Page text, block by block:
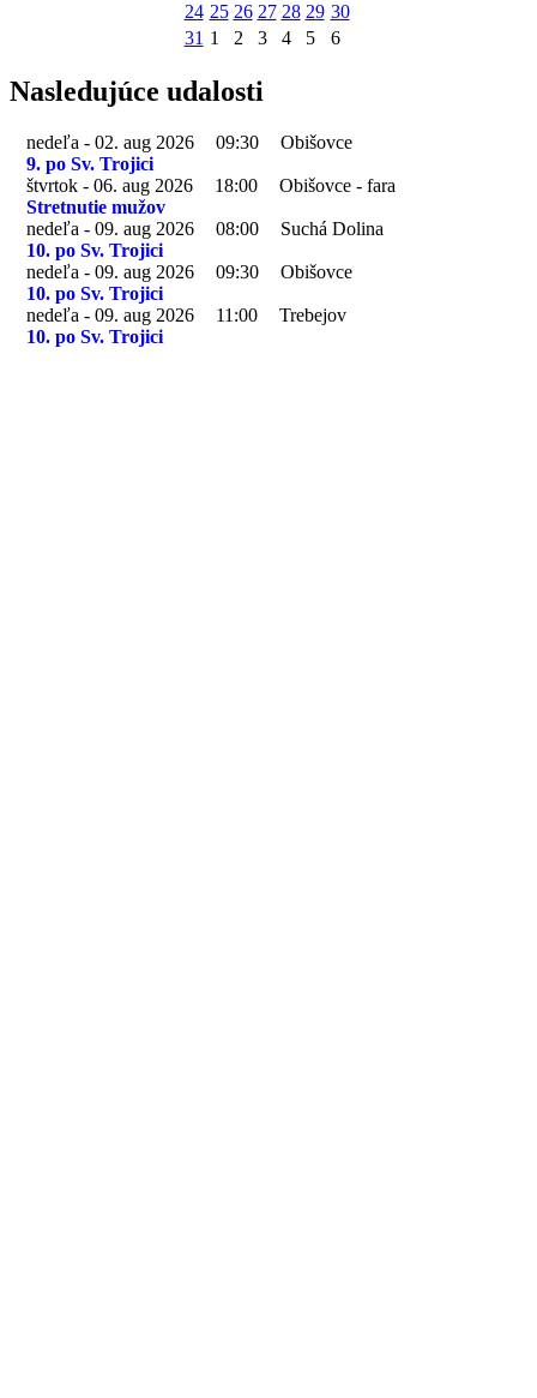
24 25 26 27 28 29 30
31 1 2 3 4 5 6
Nasledujúce udalosti
nedeľa - 02. aug 2026 09:30
Obišovce
9. po Sv. Trojici
štvrtok - 06. aug 2026
18:00
Obišovce - fara
Stretnutie mužov
nedeľa - 09. aug 2026
08:00
Suchá Dolina
10. po Sv. Trojici
nedeľa - 09. aug 2026
09:30
Obišovce
10. po Sv. Trojici
nedeľa - 09. aug 2026
11:00
Trebejov
10. po Sv. Trojici